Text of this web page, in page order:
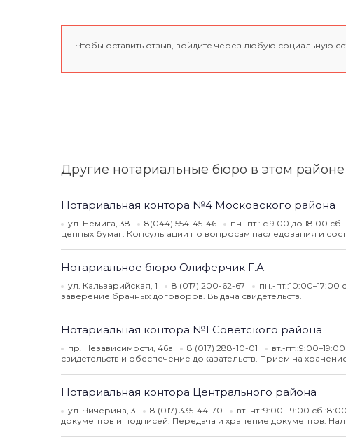
Чтобы оставить отзыв, войдите через любую социальную
Другие нотариальные бюро в этом районе
Нотариальная контора №4 Московского района
ул. Немига, 38 8(044) 554-45-46 пн.-пт.: с 9.00 до 18.00
ценных бумаг. Консультации по вопросам наследования и
Нотариальное бюро Олиферчик Г.А.
ул. Кальварийская, 1 8 (017) 200-62-67 пн.-пт.:10:00–17:00
заверение брачных договоров. Выдача свидетельств.
Нотариальная контора №1 Советского района
пр. Независимости, 46а 8 (017) 288-10-01 вт.-
свидетельств и обеспечение доказательств. Прием на
Нотариальная контора Центрального района
ул. Чичерина, 3 8 (017) 335-44-70 вт.-чт.:9:00–19:00
документов и подписей. Передача и хранение документов.